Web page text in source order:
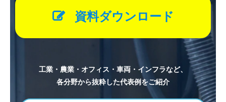
資料ダウンロード
工業・農業・オフィス・車両・インフラなど、
各分野から抜粋した代表例をご紹介